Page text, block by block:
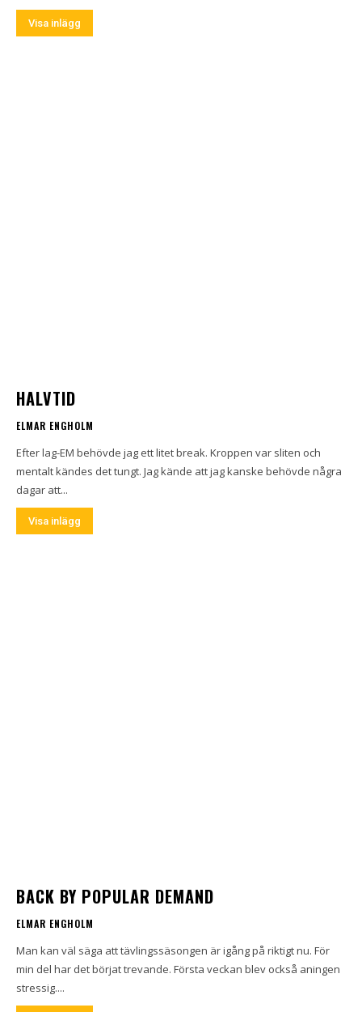
Visa inlägg
HALVTID
ELMAR ENGHOLM
Efter lag-EM behövde jag ett litet break. Kroppen var sliten och
mentalt kändes det tungt. Jag kände att jag kanske behövde några
dagar att...
Visa inlägg
BACK BY POPULAR DEMAND
ELMAR ENGHOLM
Man kan väl säga att tävlingssäsongen är igång på riktigt nu. För
min del har det börjat trevande. Första veckan blev också aningen
stressig....